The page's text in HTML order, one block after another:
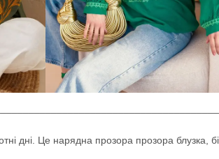
дні. Це нарядна прозора прозора блузка,